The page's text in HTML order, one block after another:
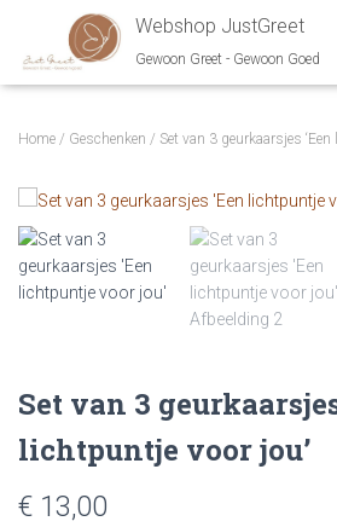
Webshop JustGreet
Gewoon Greet - Gewoon Goed
Home / Geschenken / Set van 3 geurkaarsjes
Set van 3
lichtpuntje voor jou’
€ 13,00